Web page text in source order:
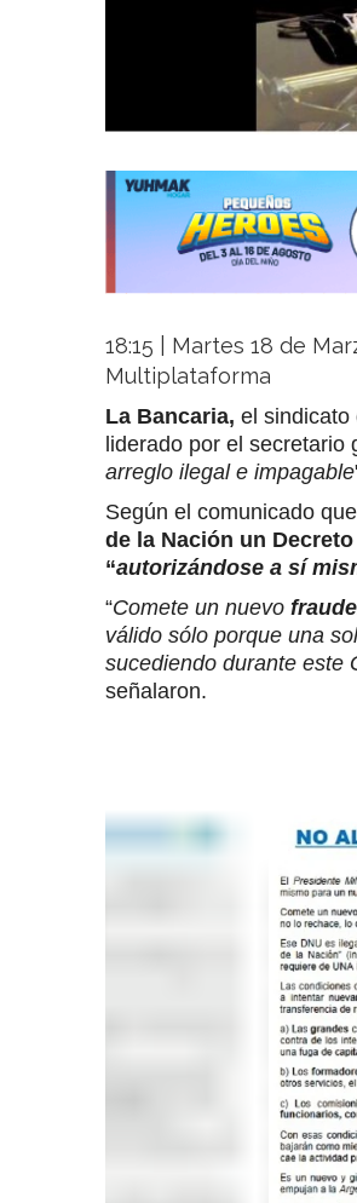
18:15 | Martes 18 de
Multiplataforma
La Bancaria, el sindicato
liderado por el secretario
arreglo ilegal e impagable
Según el comunicado
de la Nación un
“autorizándose a sí
“Comete un nuevo
válido sólo porque una
sucediendo durante este
señalaron.